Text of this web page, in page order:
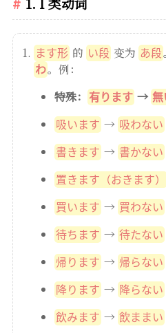
ます形 的 い段 变为 あ段。
わ。例：
特殊： 有ります → 無
吸います → 吸わない
書きます → 書かない
置きます（おきます）
買います → 買わない
待ちます → 待たない
帰ります → 帰らない
降ります → 降らない
飲みます → 飲ままい